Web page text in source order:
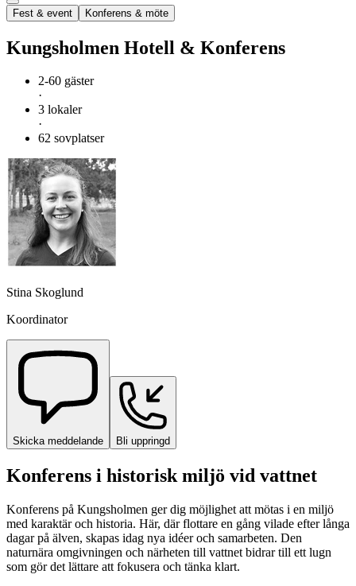
Fest & event Konferens & möte
Kungsholmen Hotell & Konferens
2-60 gäster
·
3 lokaler
·
62 sovplatser
Stina Skoglund
Koordinator
Skicka meddelande Bli uppringd
Konferens i historisk miljö vid vattnet
Konferens på Kungsholmen ger dig möjlighet att mötas i en miljö
med karaktär och historia. Här, där flottare en gång vilade efter långa
dagar på älven, skapas idag nya idéer och samarbeten. Den
naturnära omgivningen och närheten till vattnet bidrar till ett lugn
som gör det lättare att fokusera och tänka klart.